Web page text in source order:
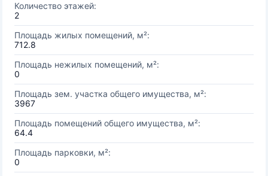
Количество этажей:
2
Площадь жилых помещений, м²:
712.8
Площадь нежилых помещений, м²:
0
Площадь зем. участка общего имущества, м²:
3967
Площадь помещений общего имущества, м²:
64.4
Площадь парковки, м²:
0